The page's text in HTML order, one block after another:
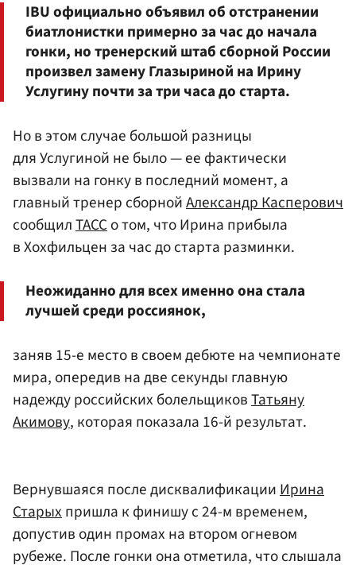
IBU официально объявил об отстранении
биатлонистки примерно за час до начала
гонки, но тренерский штаб сборной России
произвел замену Глазыриной на Ирину
Услугинупочти за три часа до старта.
Но в этом случае большой разницы
для Услугиной не было — ее фактически
вызвали на гонку в последний момент, а
главный тренер сборнойАлександр Касперович
сообщилТАССо том, что Ирина прибыла
в Хохфильцен за час до старта разминки.
Неожиданно для всех именно она стала
лучшей среди россиянок,
заняв 15-е место в своем дебюте на чемпионате
мира, опередив на две секунды главную
надежду российских болельщиковТатьяну
Акимову, которая показала 16-й результат.
Вернувшаяся после дисквалификацииИрина
Старыхпришла к финишу с 24-м временем,
допустив один промах на втором огневом
рубеже. После гонки она отметила, что слышала